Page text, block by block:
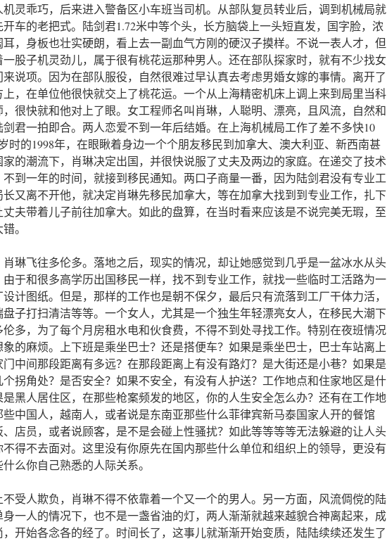
机灵乖巧，后来进入警备区小车班当司机。从部队复员转业后，调到机械局就
车的老把式。陆剑君1.72米中等个头，长方脑袋上一头短直发，国字脸，浓
，身板也壮实硬朗，看上去一副血气方刚的硬汉子摸样。不说一表人才，但
一股子机灵劲儿，属于很有桃花运那种男人。还在部队探家时，就有不少找女
说项。因为在部队服役，自然很难过早认真去考虑男婚女嫁的事情。离开了
，在单位他很快就交上了桃花运。一个从上海精密机床上调上来到局里当科
，很快就和他对上了眼。女工程师名叫肖琳，人聪明、漂亮，且风流，自然和
君一拍即合。两人恋爱不到一年后结婚。在上海机械局工作了差不多快10
时的1998年，在眼瞅着身边一个个朋友移民到加拿大、澳大利亚、新西南甚
家的潮流下，肖琳决定出国，并很快说服了丈夫及两边的家庭。在递交了技术
到一年的时间，就接到移民通知。两口子商量一番，因为陆剑君没有专业工
又离不开他，就决定肖琳先移民加拿大，等在加拿大找到到专业工作，扎下
夫带着儿子前往加拿大。如此的盘算，在当时看来应该是不说完美无瑕，至
。
肖琳飞往多伦多。落地之后，现实的情况，却让她感觉到几乎是一盆冰水从头
由于和很多高学历出国移民一样，找不到专业工作，就找一些临时工活路为一
计图纸。但是，那样的工作也是朝不保夕，最后只有流落到工厂干体力活，
子打扫清洁等等。一个女人，尤其是一个独生年轻漂亮女人，在移民大潮下
伦多，为了每个月房租水电和伙食费，不得不到处寻找工作。特别在夜班情况
的麻烦。上下班是乘坐巴士？还是搭便车？如果是乘坐巴士，巴士车站离上
中间那段距离有多远？在那段距离上有没有路灯？是大街还是小巷？如果是
拐角处？是否安全？如果不安全，有没有人护送？工作地点和住家地区是什
是黑人居住区，在那些枪案频发的地区，你的人生安全怎么办？还有在工作地
些中国人，越南人，或者说是东南亚那些什么菲律宾新马泰国家人开的餐馆
、店员，或者说顾客，是不是会碰上性骚扰？如此等等等等无法躲避的让人头
得不去面对。这里没有你原先在国内那些什么单位和组织上的领导，更没有
么你自己熟悉的人际关系。
不受人欺负，肖琳不得不依靠着一个又一个的男人。另一方面，风流倜傥的陆
一人的情况下，也不是一盏省油的灯，两人渐渐就越来越貌合神离起来，成
开始各念各的经了。时间长了，这事儿就渐渐开始变质，陆陆续续还发生了